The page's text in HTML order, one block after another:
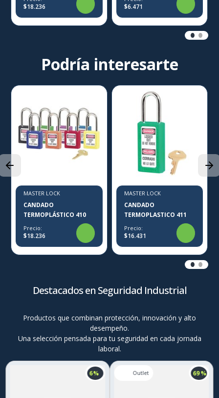
$18.236 $6.471
Podría interesarte
MASTER LOCK
CANDADO
TERMOPLÁSTICO 410
Precio:
$18.236
MASTER LOCK
CANDADO
TERMOPLASTICO 411
Precio:
$16.431
Destacados en Seguridad Industrial
Productos que combinan protección, innovación y alto
desempeño.
Una selección pensada para tu seguridad en cada jornada
laboral.
6 % 69 %